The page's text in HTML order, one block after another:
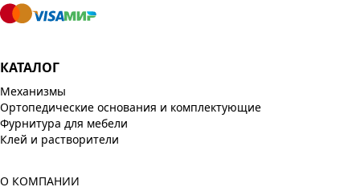
КАТАЛОГ
Механизмы
Ортопедические основания и комплектующие
Фурнитура для мебели
Клей и растворители
О КОМПАНИИ